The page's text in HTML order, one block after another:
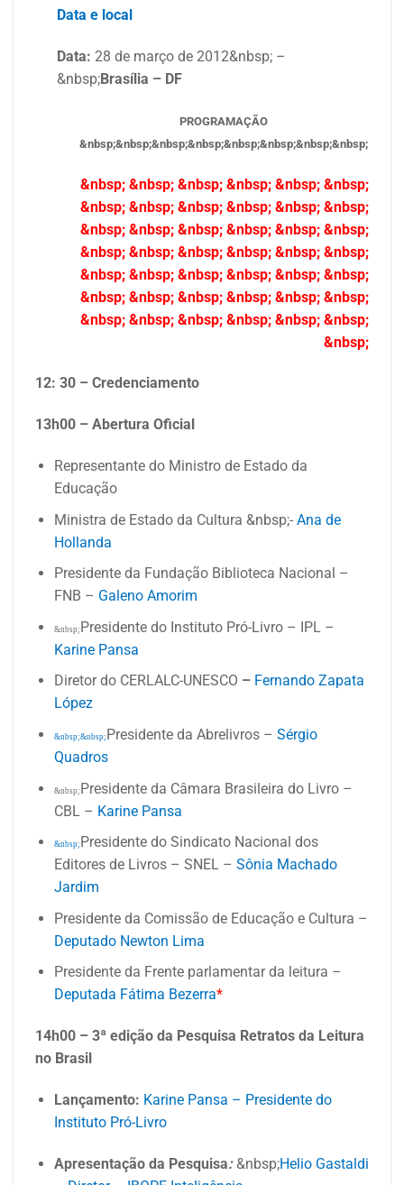
Data e local
Data: 28 de março de 2012&nbsp; –
&nbsp;Brasília – DF
PROGRAMAÇÃO
&nbsp;&nbsp;&nbsp;&nbsp;&nbsp;&nbsp;&nbsp;&nbsp;
&nbsp; &nbsp; &nbsp; &nbsp; &nbsp; &nbsp;
&nbsp; &nbsp; &nbsp; &nbsp; &nbsp; &nbsp;
&nbsp; &nbsp; &nbsp; &nbsp; &nbsp; &nbsp;
&nbsp; &nbsp; &nbsp; &nbsp; &nbsp; &nbsp;
&nbsp; &nbsp; &nbsp; &nbsp; &nbsp; &nbsp;
&nbsp; &nbsp; &nbsp; &nbsp; &nbsp; &nbsp;
&nbsp; &nbsp; &nbsp; &nbsp; &nbsp; &nbsp;
&nbsp;
12: 30 – Credenciamento
13h00 – Abertura Oficial
Representante do Ministro de Estado da
Educação
Ministra de Estado da Cultura &nbsp;- Ana de
Hollanda
Presidente da Fundação Biblioteca Nacional –
FNB – Galeno Amorim
&nbsp; Presidente do Instituto Pró-Livro – IPL –
Karine Pansa
Diretor do CERLALC-UNESCO – Fernando Zapata
López
&nbsp;&nbsp; Presidente da Abrelivros – Sérgio
Quadros
&nbsp; Presidente da Câmara Brasileira do Livro –
CBL – Karine Pansa
&nbsp; Presidente do Sindicato Nacional dos
Editores de Livros – SNEL – Sônia Machado
Jardim
Presidente da Comissão de Educação e Cultura –
Deputado Newton Lima
Presidente da Frente parlamentar da leitura –
Deputada Fátima Bezerra*
14h00 – 3ª edição da Pesquisa Retratos da Leitura
no Brasil
Lançamento: Karine Pansa – Presidente do
Instituto Pró-Livro
Apresentação da Pesquisa:&nbsp;Helio Gastaldi